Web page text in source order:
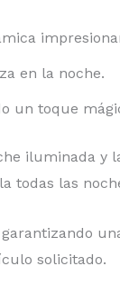
en la noche.
un toque
iluminada y
todas las
solicitado.